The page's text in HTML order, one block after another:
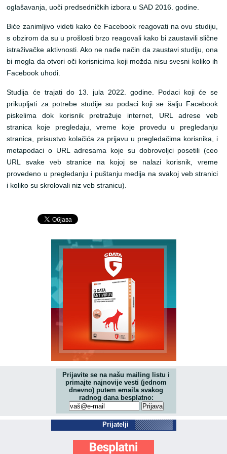
oglašavanja, uoči predsedničkih izbora u SAD 2016. godine.
Biće zanimljivo videti kako će Facebook reagovati na ovu studiju,
s obzirom da su u prošlosti brzo reagovali kako bi zaustavili slične
istraživačke aktivnosti. Ako ne nađe način da zaustavi studiju, ona
bi mogla da otvori oči korisnicima koji možda nisu svesni koliko ih
Facebook uhodi.
Studija će trajati do 13. jula 2022. godine. Podaci koji će se
prikupljati za potrebe studije su podaci koji se šalju Facebook
piskelima dok korisnik pretražuje internet, URL adrese veb
stranica koje pregledaju, vreme koje provedu u pregledanju
stranica, prisustvo kolačića za prijavu u pregledačima korisnika, i
metapodaci o URL adresama koje su dobrovoljci posetili (ceo
URL svake veb stranice na kojoj se nalazi korisnik, vreme
provedeno u pregledanju i puštanju medija na svakoj veb stranici
i koliko su skrolovali niz veb stranicu).
Prijavite se na našu mailing listu i
primajte najnovije vesti (jednom
dnevno) putem emaila svakog
radnog dana besplatno:
Prijatelji